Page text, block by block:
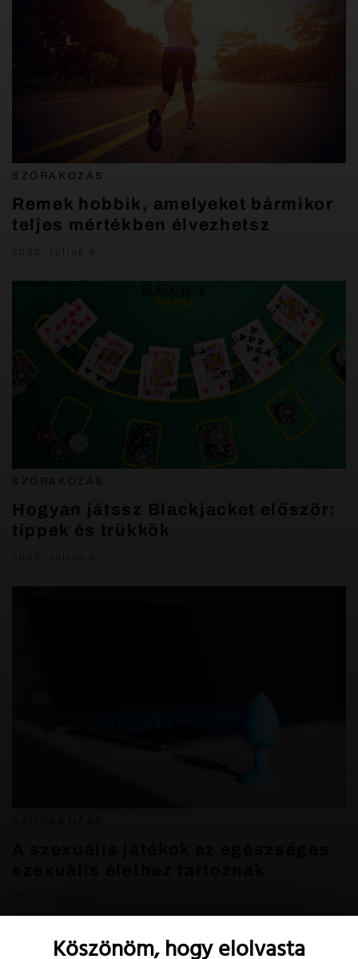
SZÓRAKOZÁS
Remek hobbik, amelyeket bármikor
teljes mértékben élvezhetsz
2022. július 6.
SZÓRAKOZÁS
Hogyan játssz Blackjacket először:
tippek és trükkök
Köszönöm, hogy elolvasta